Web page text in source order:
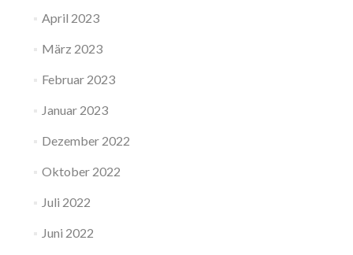
April 2023
März 2023
Februar 2023
Januar 2023
Dezember 2022
Oktober 2022
Juli 2022
Juni 2022